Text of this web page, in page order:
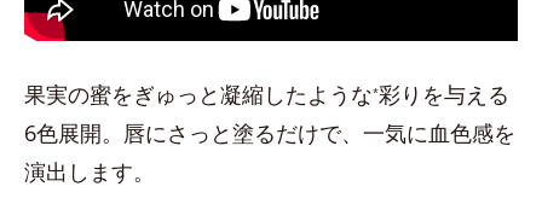
果実の蜜をぎゅっと凝縮したような*彩りを与える
6色展開。唇にさっと塗るだけで、一気に血色感を
演出します。